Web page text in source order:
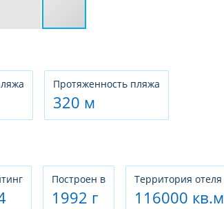
Протяженность пляжа
320 м
Построен в
1992 г
Территория отеля
116000 кв.м